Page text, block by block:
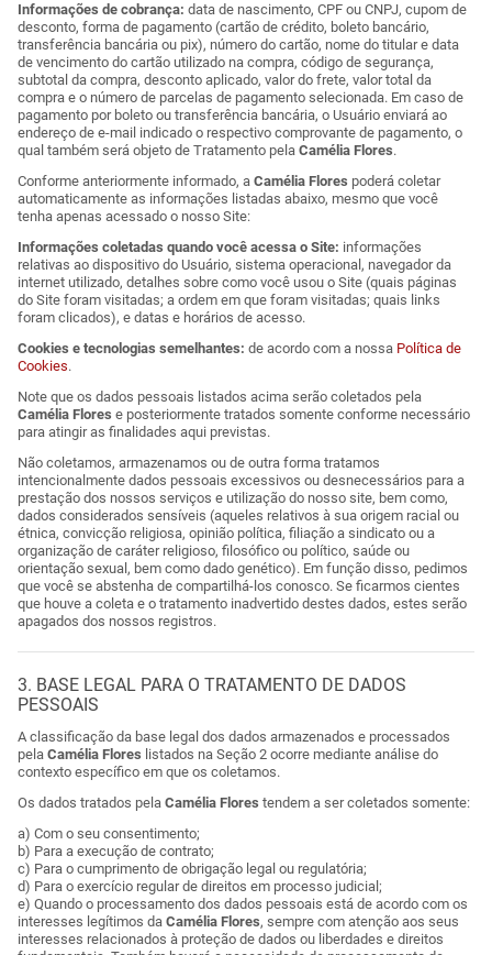
Informações de cobrança: data de nascimento, CPF ou CNPJ, cupom de
desconto, forma de pagamento (cartão de crédito, boleto bancário,
transferência bancária ou pix), número do cartão, nome do titular e data
de vencimento do cartão utilizado na compra, código de segurança,
subtotal da compra, desconto aplicado, valor do frete, valor total da
compra e o número de parcelas de pagamento selecionada. Em caso de
pagamento por boleto ou transferência bancária, o Usuário enviará ao
endereço de e-mail indicado o respectivo comprovante de pagamento, o
qual também será objeto de Tratamento pela Camélia Flores.
Conforme anteriormente informado, a Camélia Flores poderá coletar
automaticamente as informações listadas abaixo, mesmo que você
tenha apenas acessado o nosso Site:
Informações coletadas quando você acessa o Site: informações
relativas ao dispositivo do Usuário, sistema operacional, navegador da
internet utilizado, detalhes sobre como você usou o Site (quais páginas
do Site foram visitadas; a ordem em que foram visitadas; quais links
foram clicados), e datas e horários de acesso.
Cookies e tecnologias semelhantes: de acordo com a nossa Política de
Cookies.
Note que os dados pessoais listados acima serão coletados pela
Camélia Flores e posteriormente tratados somente conforme necessário
para atingir as finalidades aqui previstas.
Não coletamos, armazenamos ou de outra forma tratamos
intencionalmente dados pessoais excessivos ou desnecessários para a
prestação dos nossos serviços e utilização do nosso site, bem como,
dados considerados sensíveis (aqueles relativos à sua origem racial ou
étnica, convicção religiosa, opinião política, filiação a sindicato ou a
organização de caráter religioso, filosófico ou político, saúde ou
orientação sexual, bem como dado genético). Em função disso, pedimos
que você se abstenha de compartilhá-los conosco. Se ficarmos cientes
que houve a coleta e o tratamento inadvertido destes dados, estes serão
apagados dos nossos registros.
3. BASE LEGAL PARA O TRATAMENTO DE DADOS
PESSOAIS
A classificação da base legal dos dados armazenados e processados
pela Camélia Flores listados na Seção 2 ocorre mediante análise do
contexto específico em que os coletamos.
Os dados tratados pela Camélia Flores tendem a ser coletados somente:
a) Com o seu consentimento;
b) Para a execução de contrato;
c) Para o cumprimento de obrigação legal ou regulatória;
d) Para o exercício regular de direitos em processo judicial;
e) Quando o processamento dos dados pessoais está de acordo com os
interesses legítimos da Camélia Flores, sempre com atenção aos seus
interesses relacionados à proteção de dados ou liberdades e direitos